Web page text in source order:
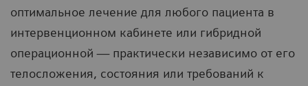
оптимальное лечение для любого пациента в
интервенционном кабинете или гибридной
операционной — практически независимо от его
телосложения, состояния или требований к